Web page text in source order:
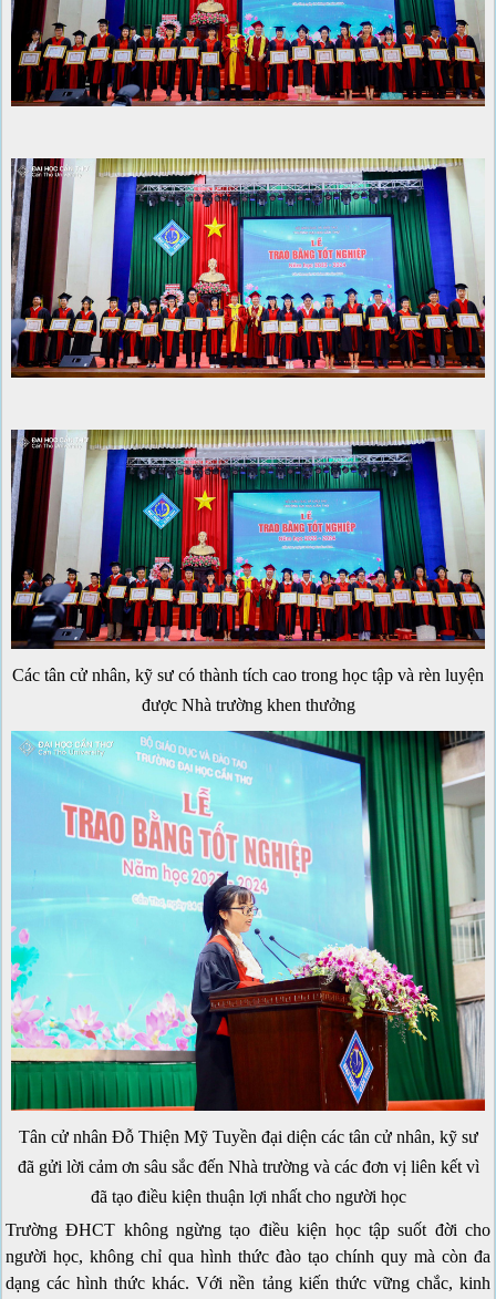
Các tân cử nhân, kỹ sư có thành tích cao trong học tập và rèn luyện
được Nhà trường khen thưởng
Tân cử nhân Đỗ Thiện Mỹ Tuyền đại diện các tân cử nhân, kỹ sư
đã gửi lời cảm ơn sâu sắc đến Nhà trường và các đơn vị liên kết vì
đã tạo điều kiện thuận lợi nhất cho người học
Trường ĐHCT không ngừng tạo điều kiện học tập suốt đời cho
người học, không chỉ qua hình thức đào tạo chính quy mà còn đa
dạng các hình thức khác. Với nền tảng kiến thức vững chắc, kinh